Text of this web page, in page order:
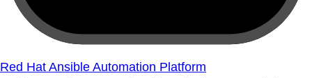
Red Hat Ansible Automation Platform